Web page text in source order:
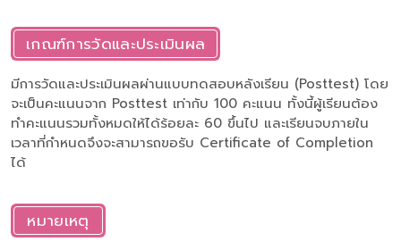
เกณฑ์การวัดและประเมินผล
มีการวัดและประเมินผลผ่านแบบทดสอบหลังเรียน (Posttest) โดย
จะเป็นคะแนนจาก Posttest เท่ากับ 100 คะแนน ทั้งนี้ผู้เรียนต้อง
ทำคะแนนรวมทั้งหมดให้ได้ร้อยละ 60 ขึ้นไป และเรียนจบภายใน
เวลาที่กำหนดจึงจะสามารถขอรับ Certificate of Completion
ได้
หมายเหตุ